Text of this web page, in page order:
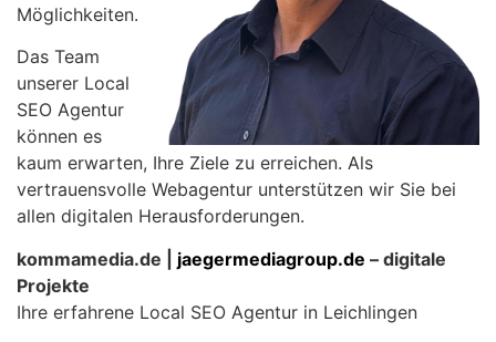
Möglichkeiten.
Das Team
unserer Local
SEO Agentur
können es
kaum erwarten, Ihre Ziele zu erreichen. Als
vertrauensvolle Webagentur unterstützen wir Sie bei
allen digitalen Herausforderungen.
kommamedia.de | jaegermediagroup.de – digitale
Projekte
Ihre erfahrene Local SEO Agentur in Leichlingen